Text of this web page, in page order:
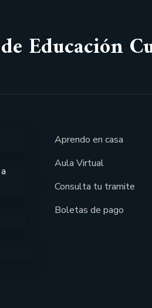
Educación
Aprendo en casa
Aula Virtual
Consulta tu tramite
Boletas de pago